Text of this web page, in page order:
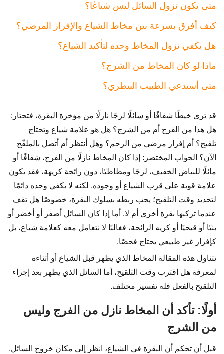
متى يكون نزول السائل ليس شياعًا؟
كيف أفرق بسرعة بين مخاط الشياع والإفراز المرضي؟
هل يكفي نزول المخاط وحده لتأكيد الشياع؟
ماذا لو كان المخاط من الشرج؟
متى أستدعي الطبيب البيطري؟
قد ترى خيطًا شفافًا أو سائلًا لزجًا نازلًا من مؤخرة البقرة، فتحتار:
هل هذا من الفرج أم من الشرج؟ هل هو علامة شياع وتحتاج
تلقيح؟ أم إفراز مرضي من الرحم؟ وهل أنتظر أم أتصل بالملقّح
الآن؟ الجواب المختصر: إذا كان المخاط نازلًا من الفرج، شفافًا أو
مائلًا للبياض الخفيف، لزجًا ومطاطيًا، دون رائحة كريهة، فقد يكون
علامة قوية على قرب الشياع أو وجوده. لكنه لا يكفي وحده دائمًا
لتحديد وقت التلقيح؛ يجب ربطه بسلوك البقرة، خصوصًا هل تقف
عندما تركبها بقرة أخرى أم لا. أما إذا كان السائل أصفر أو أخضر أو
بنيًا أو قيحيًا أو كريه الرائحة، فغالبًا لا نتعامل معه كعلامة شياع، بل
كإفراز غير طبيعي يحتاج فحصًا.
تتناول هذه المقالة المخاط الذي يظهر قبل الشياع أو أثناءه
لمعرفة هل اقترب وقت التلقيح، أما السائل الذي يظهر بعد إجراء
التلقيح بالفعل فله تفسير مختلف.
أولًا: تأكد أن المخاط نازل من الفرج وليس
من الشرج
قبل أن تحكم أن البقرة في الشياع، انظر إلى مكان خروج السائل.